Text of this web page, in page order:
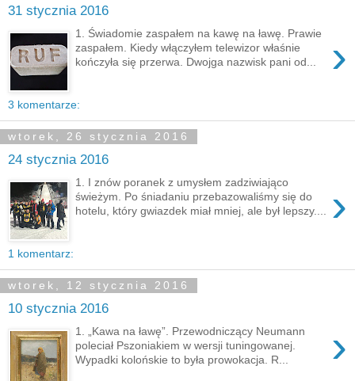
31 stycznia 2016
›
1. Świadomie zaspałem na kawę na ławę. Prawie
zaspałem. Kiedy włączyłem telewizor właśnie
kończyła się przerwa. Dwojga nazwisk pani od...
3 komentarze:
wtorek, 26 stycznia 2016
24 stycznia 2016
›
1. I znów poranek z umysłem zadziwiająco
świeżym. Po śniadaniu przebazowaliśmy się do
hotelu, który gwiazdek miał mniej, ale był lepszy....
1 komentarz:
wtorek, 12 stycznia 2016
10 stycznia 2016
›
1. „Kawa na ławę”. Przewodniczący Neumann
poleciał Pszoniakiem w wersji tuningowanej.
Wypadki kolońskie to była prowokacja. R...